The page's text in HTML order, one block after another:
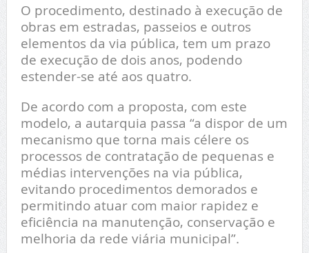
O procedimento, destinado à execução de
obras em estradas, passeios e outros
elementos da via pública, tem um prazo
de execução de dois anos, podendo
estender-se até aos quatro.
De acordo com a proposta, com este
modelo, a autarquia passa “a dispor de um
mecanismo que torna mais célere os
processos de contratação de pequenas e
médias intervenções na via pública,
evitando procedimentos demorados e
permitindo atuar com maior rapidez e
eficiência na manutenção, conservação e
melhoria da rede viária municipal”.